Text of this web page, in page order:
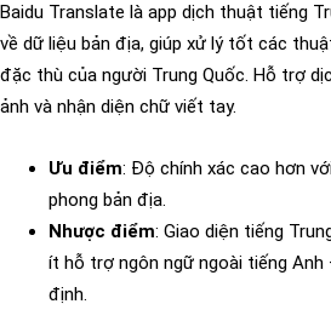
Baidu Translate là app dịch thuật tiếng
về dữ liệu bản địa, giúp xử lý tốt các
đặc thù của người Trung Quốc. Hỗ trợ
ảnh và nhận diện chữ viết tay.
Ưu điểm: Độ chính xác cao hơn
phong bản địa.
Nhược điểm: Giao diện tiếng
ít hỗ trợ ngôn ngữ ngoài tiếng Anh
định.